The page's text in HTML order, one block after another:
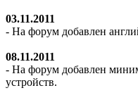
03.11.2011
- На форум добавлен
08.11.2011
- На форум добавлен
устройств.